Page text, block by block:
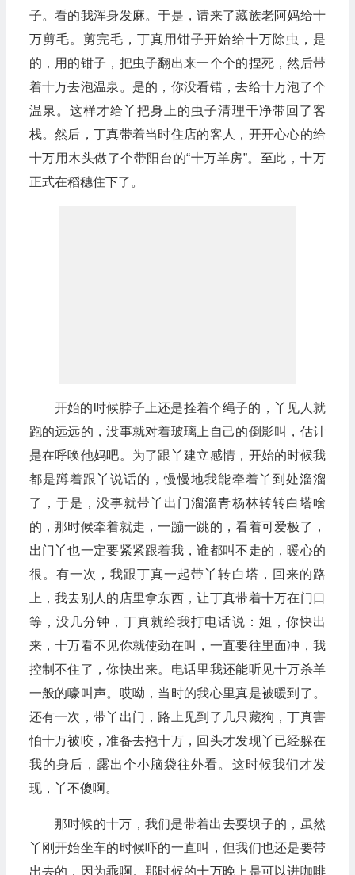
子。看的我浑身发麻。于是，请来了藏族老阿妈给十
万剪毛。剪完毛，丁真用钳子开始给十万除虫，是
的，用的钳子，把虫子翻出来一个个的捏死，然后带
着十万去泡温泉。是的，你没看错，去给十万泡了个
温泉。这样才给丫把身上的虫子清理干净带回了客
栈。然后，丁真带着当时住店的客人，开开心心的给
十万用木头做了个带阳台的“十万羊房”。至此，十万
正式在稻穗住下了。
开始的时候脖子上还是拴着个绳子的，丫见人就
跑的远远的，没事就对着玻璃上自己的倒影叫，估计
是在呼唤他妈吧。为了跟丫建立感情，开始的时候我
都是蹲着跟丫说话的，慢慢地我能牵着丫到处溜溜
了，于是，没事就带丫出门溜溜青杨林转转白塔啥
的，那时候牵着就走，一蹦一跳的，看着可爱极了，
出门丫也一定要紧紧跟着我，谁都叫不走的，暖心的
很。有一次，我跟丁真一起带丫转白塔，回来的路
上，我去别人的店里拿东西，让丁真带着十万在门口
等，没几分钟，丁真就给我打电话说：姐，你快出
来，十万看不见你就使劲在叫，一直要往里面冲，我
控制不住了，你快出来。电话里我还能听见十万杀羊
一般的嚎叫声。哎呦，当时的我心里真是被暖到了。
还有一次，带丫出门，路上见到了几只藏狗，丁真害
怕十万被咬，准备去抱十万，回头才发现丫已经躲在
我的身后，露出个小脑袋往外看。这时候我们才发
现，丫不傻啊。
那时候的十万，我们是带着出去耍坝子的，虽然
丫刚开始坐车的时候吓的一直叫，但我们也还是要带
出去的，因为乖啊。那时候的十万晚上是可以进咖啡